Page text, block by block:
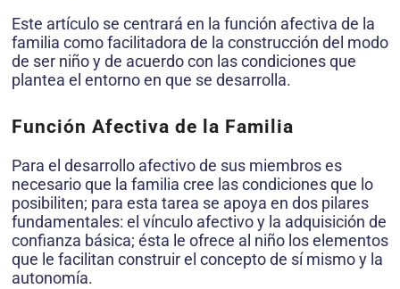
Este artículo se centrará en la función afectiva de la
familia como facilitadora de la construcción del modo
de ser niño y de acuerdo con las condiciones que
plantea el entorno en que se desarrolla.
Función Afectiva de la Familia
Para el desarrollo afectivo de sus miembros es
necesario que la familia cree las condiciones que lo
posibiliten; para esta tarea se apoya en dos pilares
fundamentales: el vínculo afectivo y la adquisición de
confianza básica; ésta le ofrece al niño los elementos
que le facilitan construir el concepto de sí mismo y la
autonomía.